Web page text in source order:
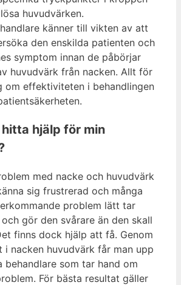
huvudvärken.
känner till vikten av att
den enskilda patienten och
symptom innan de påbörjar
huvudvärk från nacken. Allt för
om effektiviteten i behandlingen
hjälp för min
med nacke och huvudvärk
sig frustrerad och många
problem lätt tar
gör den svårare än den skall
finns dock hjälp att få. Genom
i nacken huvudvärk får man upp
behandlare som tar hand om
För bästa resultat gäller